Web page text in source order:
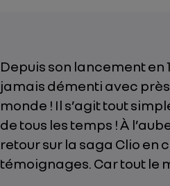
Depuis son lancement en
jamais démenti avec
monde ! Il s’agit tout
de tous les temps ! À
retour sur la saga Clio en
témoignages. Car tout le